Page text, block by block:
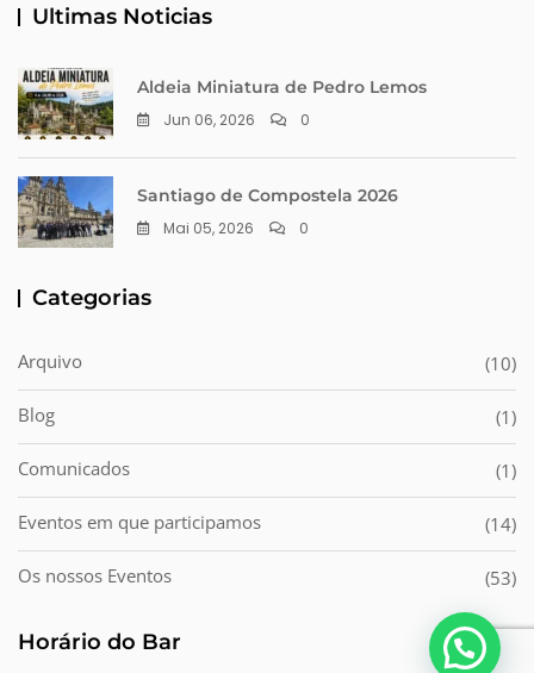
Ultimas Noticias
Aldeia Miniatura de Pedro Lemos
Jun 06, 2026 0
Santiago de Compostela 2026
Mai 05, 2026 0
Categorias
Arquivo (10)
Blog (1)
Comunicados (1)
Eventos em que participamos (14)
Os nossos Eventos (53)
Horário do Bar